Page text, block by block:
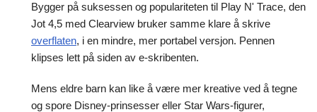
Bygger på suksessen og populariteten til Play N' Trace, den
Jot 4,5 med Clearview bruker samme klare å skrive
overflaten, i en mindre, mer portabel versjon. Pennen
klipses lett på siden av e-skribenten.
Mens eldre barn kan like å være mer kreative ved å tegne
og spore Disney-prinsesser eller Star Wars-figurer,